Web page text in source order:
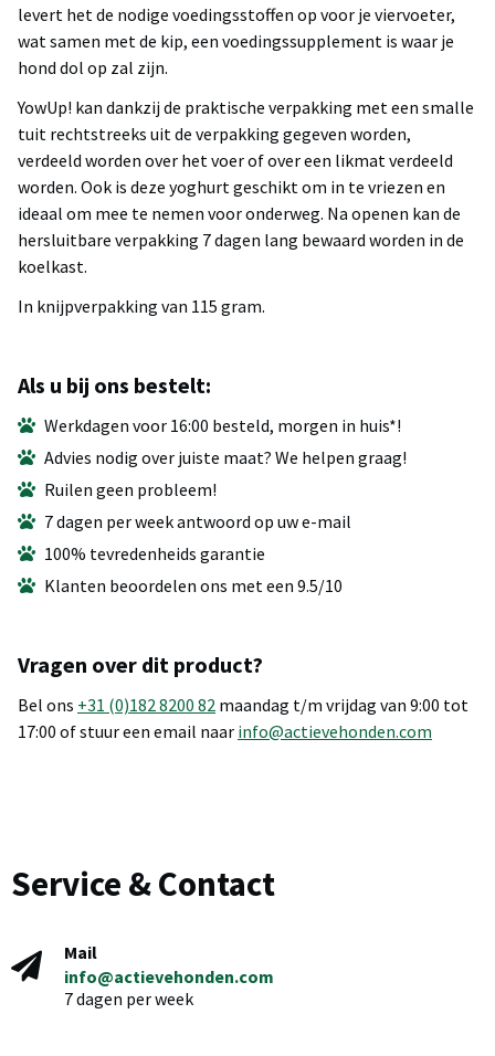
levert het de nodige voedingsstoffen op voor je viervoeter,
wat samen met de kip, een voedingssupplement is waar je
hond dol op zal zijn.
YowUp! kan dankzij de praktische verpakking met een smalle
tuit rechtstreeks uit de verpakking gegeven worden,
verdeeld worden over het voer of over een likmat verdeeld
worden. Ook is deze yoghurt geschikt om in te vriezen en
ideaal om mee te nemen voor onderweg. Na openen kan de
hersluitbare verpakking 7 dagen lang bewaard worden in de
koelkast.
In knijpverpakking van 115 gram.
Als u bij ons bestelt:
Werkdagen voor 16:00 besteld, morgen in huis*!
Advies nodig over juiste maat? We helpen graag!
Ruilen geen probleem!
7 dagen per week antwoord op uw e-mail
100% tevredenheids garantie
Klanten beoordelen ons met een 9.5/10
Vragen over dit product?
Bel ons +31 (0)182 8200 82 maandag t/m vrijdag van 9:00 tot
17:00 of stuur een email naar info@actievehonden.com
Service & Contact
Mail
info@actievehonden.com
7 dagen per week